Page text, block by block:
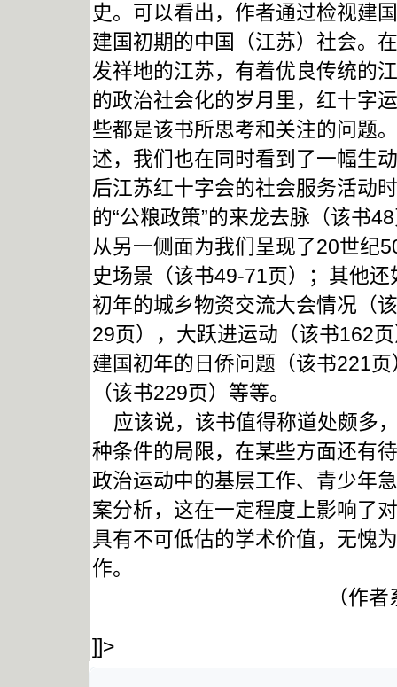
史。可以看出，作者通过检视建
建国初期的中国（江苏）社会。
发祥地的江苏，有着优良传统的
的政治社会化的岁月里，红十字
些都是该书所思考和关注的问题
述，我们也在同时看到了一幅生
后江苏红十字会的社会服务活动
的“公粮政策”的来龙去脉（该书
从另一侧面为我们呈现了20世纪
史场景（该书49-71页）；其他
初年的城乡物资交流大会情况（
29页），大跃进运动（该书162
建国初年的日侨问题（该书221
（该书229页）等等。
应该说，该书值得称道处颇多
种条件的局限，在某些方面还有
政治运动中的基层工作、青少年
案分析，这在一定程度上影响了
具有不可低估的学术价值，无愧
作。
（作
]]>